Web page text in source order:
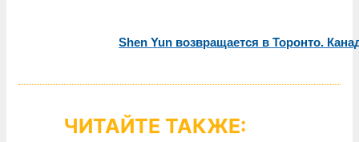
Shen Yun возвращается в Торонто.
ЧИТАЙТЕ ТАКЖЕ: